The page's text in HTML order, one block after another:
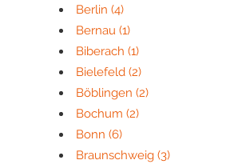
Berlin (4)
Bernau (1)
Biberach (1)
Bielefeld (2)
Böblingen (2)
Bochum (2)
Bonn (6)
Braunschweig (3)